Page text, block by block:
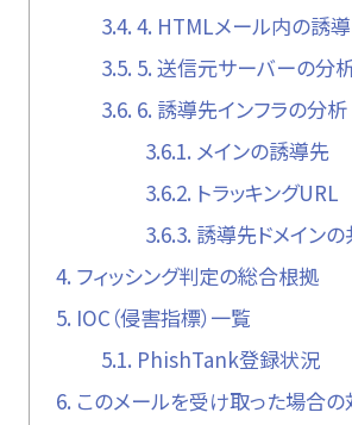
3.4. 4. HTMLメール内の誘導
3.5. 5. 送信元サーバーの分
3.6. 6. 誘導先インフラの分析
3.6.1. メインの誘導先
3.6.2. トラッキングURL
3.6.3. 誘導先ドメイン
4. フィッシング判定の総合根拠
5. IOC（侵害指標）一覧
5.1. PhishTank登録状況
6. このメールを受け取った場合